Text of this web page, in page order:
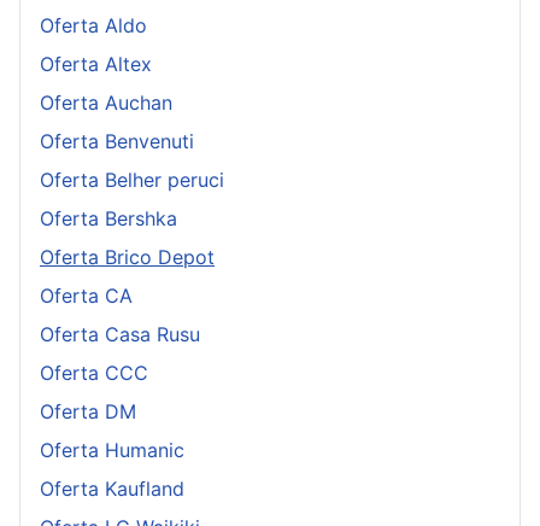
Oferta Aldo
Oferta Altex
Oferta Auchan
Oferta Benvenuti
Oferta Belher peruci
Oferta Bershka
Oferta Brico Depot
Oferta CA
Oferta Casa Rusu
Oferta CCC
Oferta DM
Oferta Humanic
Oferta Kaufland